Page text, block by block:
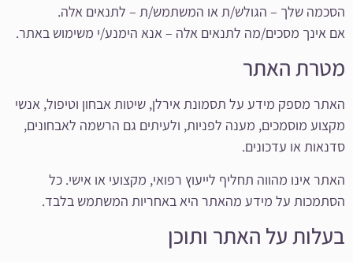
הסכמה שלך – הגולש/ת או המשתמש/ת – לתנאים אלה.
אם אינך מסכים/מה לתנאים אלה – אנא הימנע/י משימוש באתר.
מטרת האתר
האתר מספק מידע על תסמונת אירלן, שיטות אבחון וטיפול, אנשי
מקצוע מוסמכים, מענה לפניות, ולעיתים גם הרשמה לאבחונים,
סדנאות או עדכונים.
האתר אינו מהווה תחליף לייעוץ רפואי, מקצועי או אישי. כל
הסתמכות על מידע מהאתר היא באחריות המשתמש בלבד.
בעלות על האתר ותוכן